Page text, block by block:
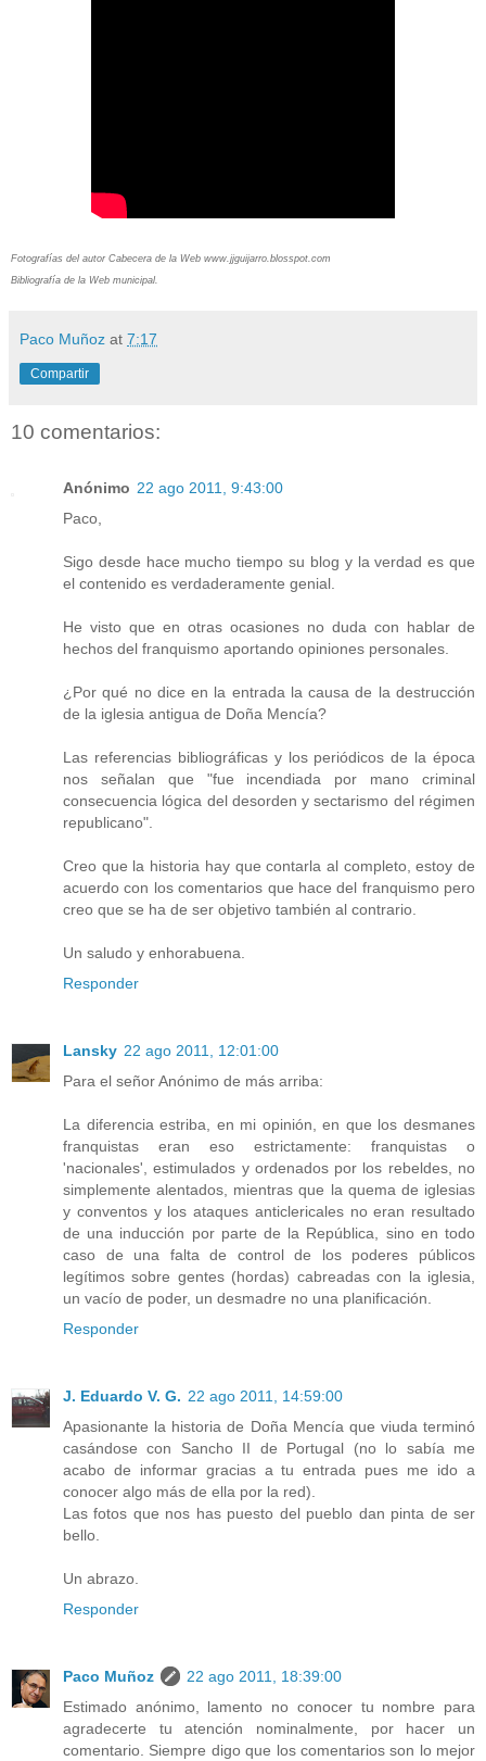
Fotografías del autor Cabecera de la Web www.jjguijarro.blosspot.com
Bibliografía de la Web municipal.
Paco Muñoz at 7:17
Compartir
10 comentarios:
Anónimo 22 ago 2011, 9:43:00
Paco,
Sigo desde hace mucho tiempo su blog y la verdad es que
el contenido es verdaderamente genial.
He visto que en otras ocasiones no duda con hablar de
hechos del franquismo aportando opiniones personales.
¿Por qué no dice en la entrada la causa de la destrucción
de la iglesia antigua de Doña Mencía?
Las referencias bibliográficas y los periódicos de la época
nos señalan que "fue incendiada por mano criminal
consecuencia lógica del desorden y sectarismo del régimen
republicano".
Creo que la historia hay que contarla al completo, estoy de
acuerdo con los comentarios que hace del franquismo pero
creo que se ha de ser objetivo también al contrario.
Un saludo y enhorabuena.
Responder
Lansky 22 ago 2011, 12:01:00
Para el señor Anónimo de más arriba:
La diferencia estriba, en mi opinión, en que los desmanes
franquistas eran eso estrictamente: franquistas o
'nacionales', estimulados y ordenados por los rebeldes, no
simplemente alentados, mientras que la quema de iglesias
y conventos y los ataques anticlericales no eran resultado
de una inducción por parte de la República, sino en todo
caso de una falta de control de los poderes públicos
legítimos sobre gentes (hordas) cabreadas con la iglesia,
un vacío de poder, un desmadre no una planificación.
Responder
J. Eduardo V. G. 22 ago 2011, 14:59:00
Apasionante la historia de Doña Mencía que viuda terminó
casándose con Sancho II de Portugal (no lo sabía me
acabo de informar gracias a tu entrada pues me ido a
conocer algo más de ella por la red).
Las fotos que nos has puesto del pueblo dan pinta de ser
bello.
Un abrazo.
Responder
Paco Muñoz
22 ago 2011, 18:39:00
Estimado anónimo, lamento no conocer tu nombre para
agradecerte tu atención nominalmente, por hacer un
comentario. Siempre digo que los comentarios son lo mejor